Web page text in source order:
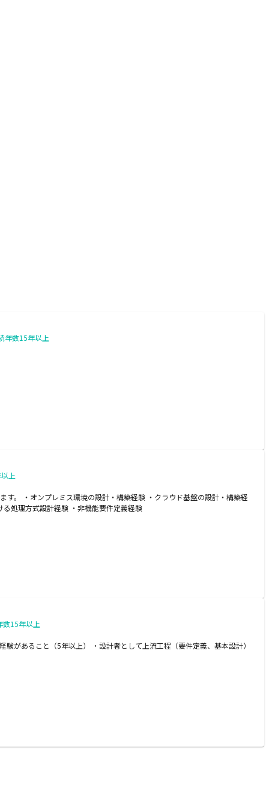
年数15年以上
上
。 ・オンプレミス環境の設計・構築経験 ・クラウド基盤の設計・構築経
処理方式設計経験 ・非機能要件定義経験
数15年以上
があること（5年以上） ・設計者として上流工程（要件定義、基本設計）